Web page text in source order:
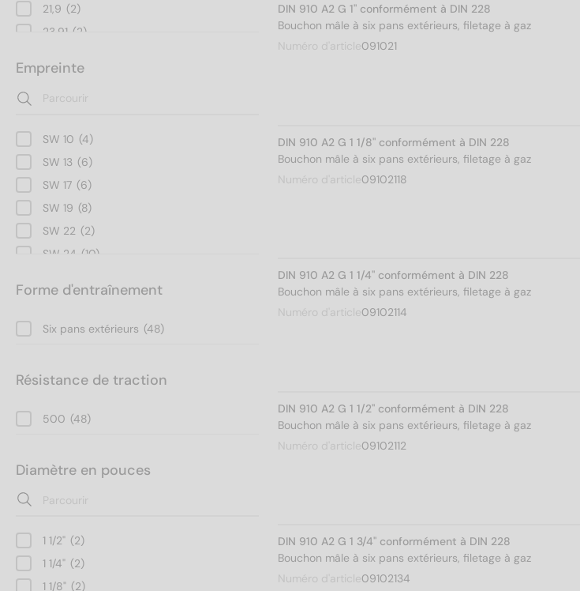
21,9 (2)
23,91 (2)
29,56
(4)
32,95 (4)
Empreinte
SW 10 (4)
SW 13 (6)
SW 17 (6)
SW 19 (8)
SW 22 (2)
SW 24 (10)
SW 30 (4)
SW 36
Forme d'entraînement
Six pans extérieurs (48)
Résistance de traction
500 (48)
Diamètre en pouces
1 1/2" (2)
1 1/4" (2)
1 1/8" (2)
DIN 910 A2 G 1" conformément à DIN 228
Bouchon mâle à six pans extérieurs, filetage à gaz
Numéro d'article 091021
DIN 910 A2 G 1 1/8" conformément à DIN 228
Bouchon mâle à six pans extérieurs, filetage à gaz
Numéro d'article 09102118
DIN 910 A2 G 1 1/4" conformément à DIN 228
Bouchon mâle à six pans extérieurs, filetage à gaz
Numéro d'article 09102114
DIN 910 A2 G 1 1/2" conformément à DIN 228
Bouchon mâle à six pans extérieurs, filetage à gaz
Numéro d'article 09102112
DIN 910 A2 G 1 3/4" conformément à DIN 228
Bouchon mâle à six pans extérieurs, filetage à gaz
Numéro d'article 09102134